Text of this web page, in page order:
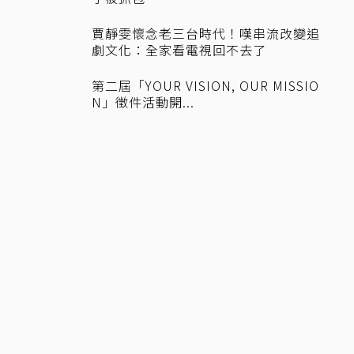
賈靜雯懷念老三台時代！嘆串流改變追
劇文化：全家看電視回不去了
第二屆「YOUR VISION, OUR MISSIO
N」徵件活動開...